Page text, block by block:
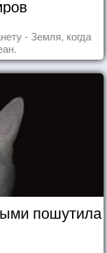
- Земля, когда
пошутила